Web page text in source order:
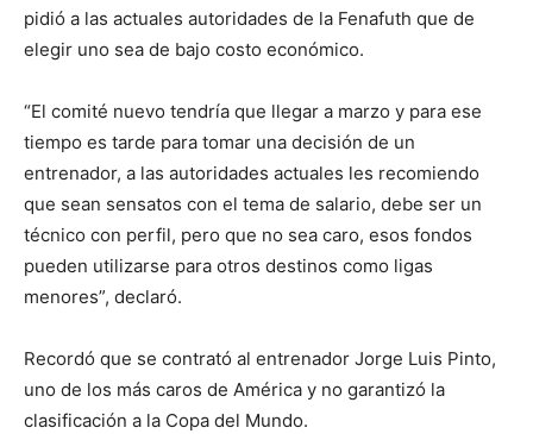
pidió a las actuales autoridades de la Fenafuth que de
elegir uno sea de bajo costo económico.
“El comité nuevo tendría que llegar a marzo y para ese
tiempo es tarde para tomar una decisión de un
entrenador, a las autoridades actuales les recomiendo
que sean sensatos con el tema de salario, debe ser un
técnico con perfil, pero que no sea caro, esos fondos
pueden utilizarse para otros destinos como ligas
menores”, declaró.
Recordó que se contrató al entrenador Jorge Luis Pinto,
uno de los más caros de América y no garantizó la
clasificación a la Copa del Mundo.